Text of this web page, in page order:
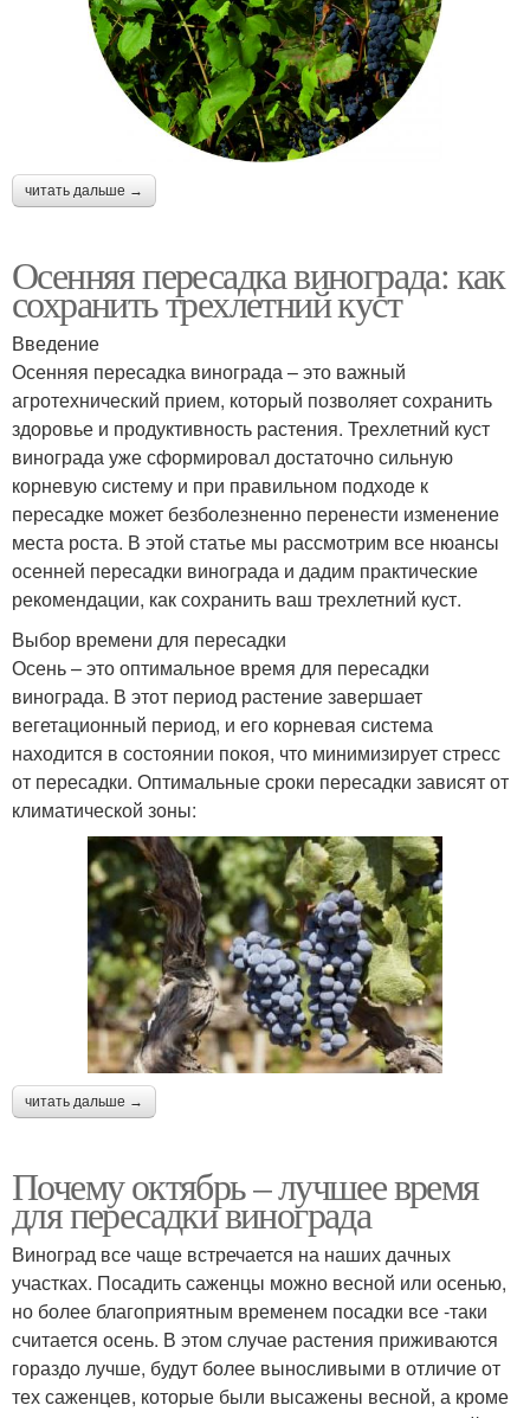
читать дальше →
Осенняя пересадка винограда: как
сохранить трехлетний куст
Введение
Осенняя пересадка винограда – это важный
агротехнический прием, который позволяет сохранить
здоровье и продуктивность растения. Трехлетний куст
винограда уже сформировал достаточно сильную
корневую систему и при правильном подходе к
пересадке может безболезненно перенести изменение
места роста. В этой статье мы рассмотрим все нюансы
осенней пересадки винограда и дадим практические
рекомендации, как сохранить ваш трехлетний куст.
Выбор времени для пересадки
Осень – это оптимальное время для пересадки
винограда. В этот период растение завершает
вегетационный период, и его корневая система
находится в состоянии покоя, что минимизирует стресс
от пересадки. Оптимальные сроки пересадки зависят от
климатической зоны:
читать дальше →
Почему октябрь – лучшее время
для пересадки винограда
Виноград все чаще встречается на наших дачных
участках. Посадить саженцы можно весной или осенью,
но более благоприятным временем посадки все -таки
считается осень. В этом случае растения приживаются
гораздо лучше, будут более выносливыми в отличие от
тех саженцев, которые были высажены весной, а кроме